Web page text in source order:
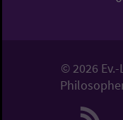
© 2026